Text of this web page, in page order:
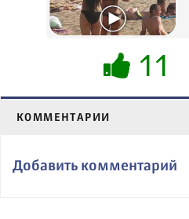
11
КОММЕНТАРИИ
Добавить комментарий